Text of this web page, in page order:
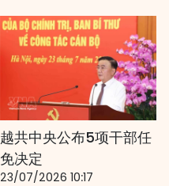
越共中央公布5项干部任
免决定
23/07/2026 10:17